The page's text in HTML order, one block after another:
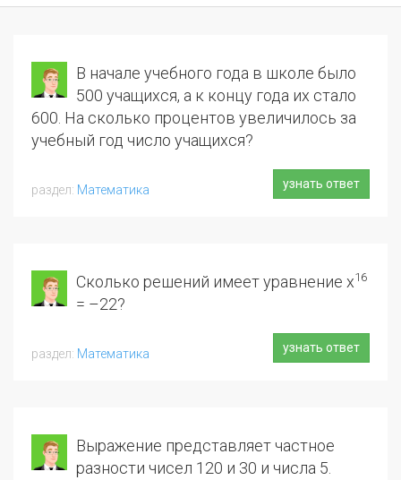
Математика
В начале учебного года в школе было
500 учащихся, а к концу года их стало
600. На сколько процентов увеличилось за
учебный год число учащихся?
узнать ответ
Математика
Сколько решений имеет уравнение х16
= –22?
узнать ответ
Выражение представляет частное
разности чисел 120 и 30 и числа 5.